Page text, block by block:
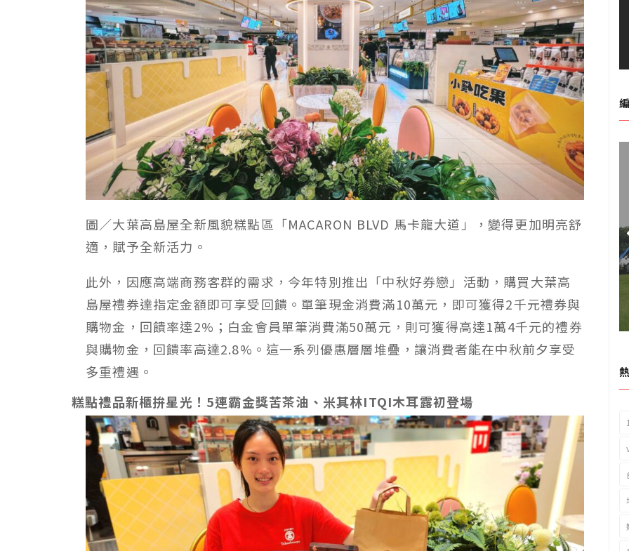
圖／大葉高島屋全新風貌糕點區「MACARON BLVD 馬卡龍大道」，變得更加明亮舒
適，賦予全新活力。
此外，因應高端商務客群的需求，今年特別推出「中秋好券戀」活動，購買大葉高
島屋禮券達指定金額即可享受回饋。單筆現金消費滿10萬元，即可獲得2千元禮券與
購物金，回饋率達2%；白金會員單筆消費滿50萬元，則可獲得高達1萬4千元的禮券
與購物金，回饋率高達2.8%。這一系列優惠層層堆疊，讓消費者能在中秋前夕享受
多重禮遇。
糕點禮品新櫃拚星光！5連霸金獎苦茶油、米其林ITQI木耳露初登場